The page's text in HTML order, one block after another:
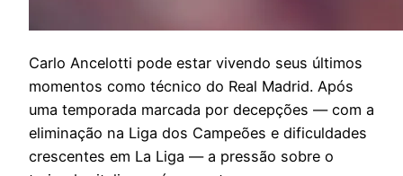
Carlo Ancelotti pode estar vivendo seus últimos
momentos como técnico do Real Madrid. Após
uma temporada marcada por decepções — com a
eliminação na Liga dos Campeões e dificuldades
crescentes em La Liga — a pressão sobre o